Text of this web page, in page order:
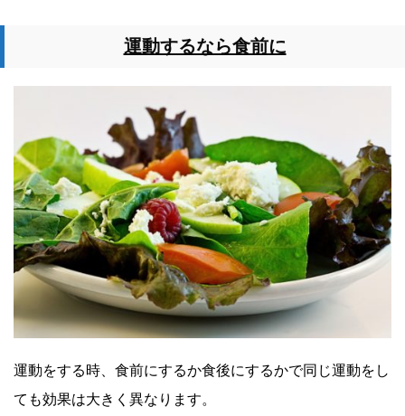
運動するなら食前に
運動をする時、食前にするか食後にするかで同じ運動をし
ても効果は大きく異なります。